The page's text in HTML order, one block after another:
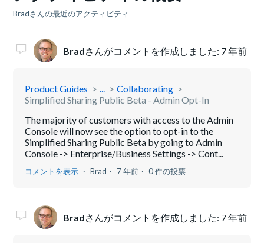
Bradさんの最近のアクティビティ
Bradさんがコメントを作成しました: 7 年前
Product Guides ...
Collaborating
Simplified Sharing Public Beta - Admin Opt-In
The majority of customers with access to the Admin
Console will now see the option to opt-in to the
Simplified Sharing Public Beta by going to Admin
Console -> Enterprise/Business Settings -> Cont...
コメントを表示 Brad 7 年前 0 件の投票
Bradさんがコメントを作成しました: 7 年前